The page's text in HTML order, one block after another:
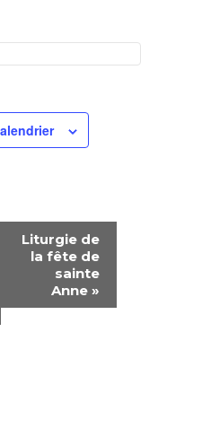
Liturgie de
la fête de
sainte
Anne »